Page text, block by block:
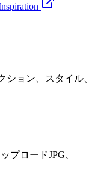
ョン、スタイル、
プロードJPG、